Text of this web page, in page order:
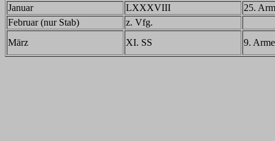
Januar
LXXXVIII
25.
Februar (nur Stab)
z. Vfg.
März
XI. SS 9.